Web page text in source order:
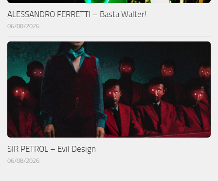
ALESSANDRO FERRETTI – Basta Walter!
06/08/2026
SIR PETROL – Evil Design
06/08/2026